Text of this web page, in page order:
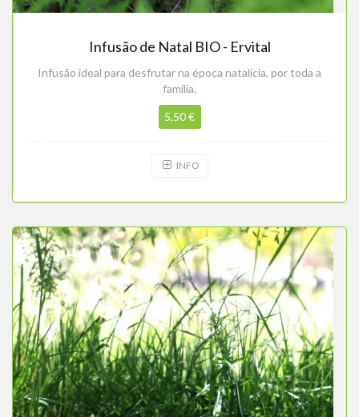
Infusão de Natal BIO - Ervital
Infusão ideal para desfrutar na época natalícia, por toda a
família.
5,50 €
INFO